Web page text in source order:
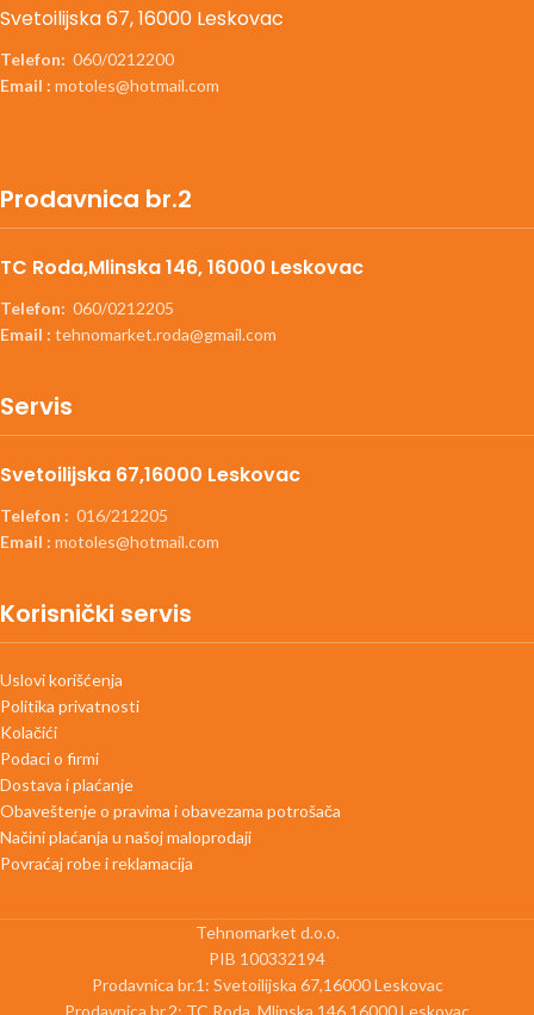
Svetoilijska 67, 16000 Leskovac
Telefon: 060/0212200
Email : motoles@hotmail.com
Prodavnica br.2
TC Roda,Mlinska 146, 16000 Leskovac
Telefon: 060/0212205
Email : tehnomarket.roda@gmail.com
Servis
Svetoilijska 67,16000 Leskovac
Telefon : 016/212205
Email : motoles@hotmail.com
Korisnički servis
Uslovi korišćenja
Politika privatnosti
Kolačići
Podaci o firmi
Dostava i plaćanje
Obaveštenje o pravima i obavezama potrošača
Načini plaćanja u našoj maloprodaji
Povraćaj robe i reklamacija
Tehnomarket d.o.o.
PIB 100332194
Prodavnica br.1: Svetoilijska 67,16000 Leskovac